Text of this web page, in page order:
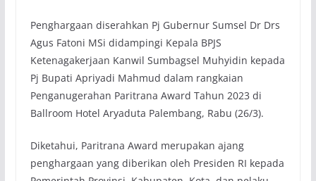
Penghargaan diserahkan Pj Gubernur Sumsel Dr Drs
Agus Fatoni MSi didampingi Kepala BPJS
Ketenagakerjaan Kanwil Sumbagsel Muhyidin kepada
Pj Bupati Apriyadi Mahmud dalam rangkaian
Penganugerahan Paritrana Award Tahun 2023 di
Ballroom Hotel Aryaduta Palembang, Rabu (26/3).
Diketahui, Paritrana Award merupakan ajang
penghargaan yang diberikan oleh Presiden RI kepada